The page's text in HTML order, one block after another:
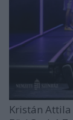
Kristán